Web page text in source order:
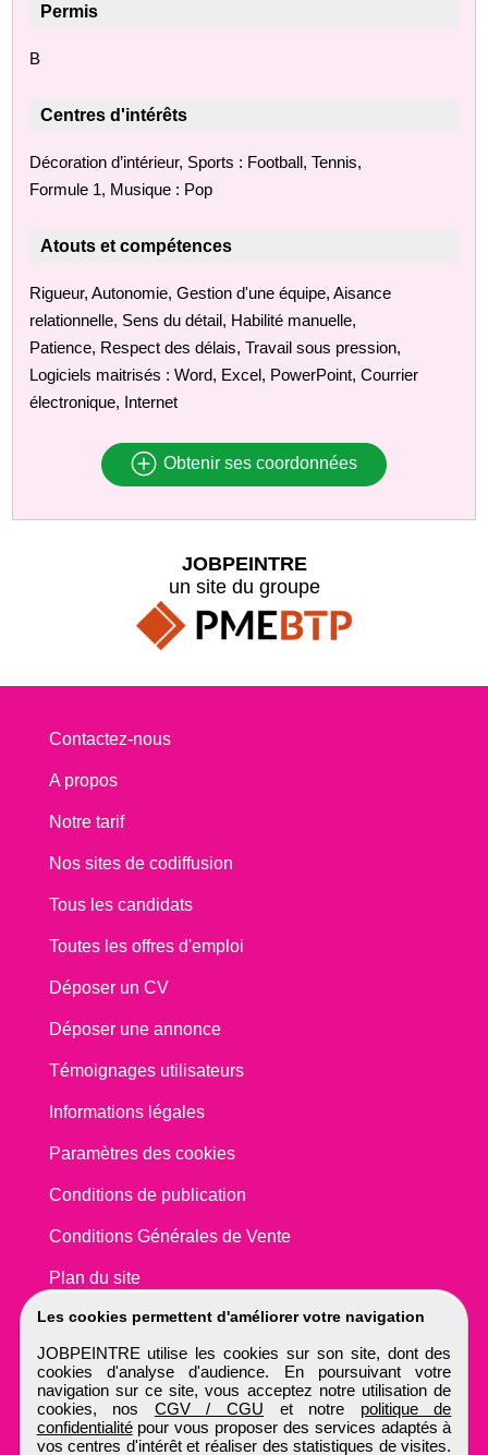
Permis
B
Centres d'intérêts
Décoration d’intérieur, Sports : Football, Tennis,
Formule 1, Musique : Pop
Atouts et compétences
Rigueur, Autonomie, Gestion d'une équipe, Aisance
relationnelle, Sens du détail, Habilité manuelle,
Patience, Respect des délais, Travail sous pression,
Logiciels maitrisés : Word, Excel, PowerPoint, Courrier
électronique, Internet
Obtenir ses coordonnées
Les cookies permettent d'améliorer votre navigation
JOBPEINTRE utilise les cookies sur son site, dont des
cookies d'analyse d'audience. En poursuivant votre
navigation sur ce site, vous acceptez notre utilisation de
cookies, nos CGV / CGU et notre politique de
confidentialitépour vous proposer des services adaptés à
vos centres d'intérêt et réaliser des statistiques de visites.
JOBPEINTRE
un site du groupe
Contactez-nous
A propos
Notre tarif
Nos sites de codiffusion
Tous les candidats
Toutes les offres d'emploi
Déposer un CV
Déposer une annonce
Témoignages utilisateurs
Informations légales
Paramètres des cookies
Conditions de publication
Conditions Générales de Vente
Plan du site